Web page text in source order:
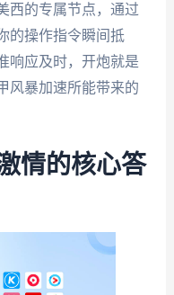
西的专属节点，通过
的操作指令瞬间抵
响应及时，开炮就是
风暴加速所能带来的
情的核心答